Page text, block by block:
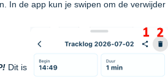
In de app kun je swipen om de verwijder
Dit is